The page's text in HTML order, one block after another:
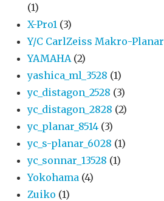
(1)
X-Pro1 (3)
Y/C CarlZeiss Makro-
YAMAHA (2)
yashica_ml_3528 (1)
yc_distagon_2528 (3)
yc_distagon_2828 (2)
yc_planar_8514 (3)
yc_s-planar_6028 (1)
yc_sonnar_13528 (1)
Yokohama (4)
Zuiko (1)